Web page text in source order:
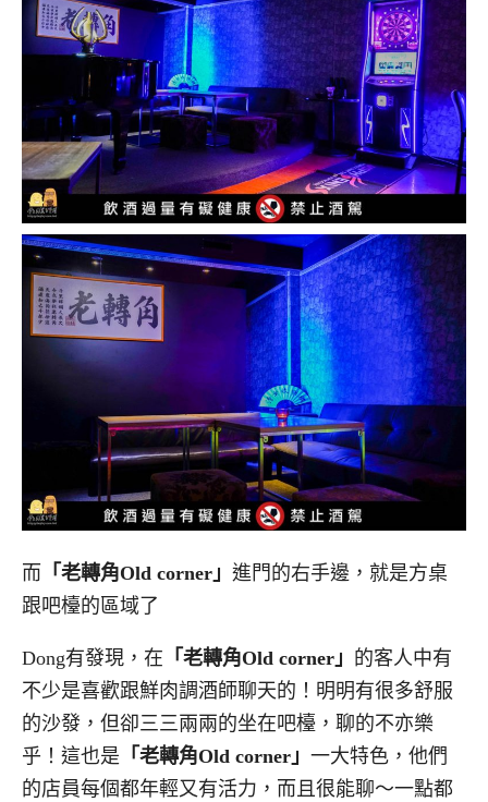
而 「老轉角Old corner」 進門的右手邊，就是方桌
跟吧檯的區域了
Dong有發現，在 「老轉角Old corner」 的客人中有
不少是喜歡跟鮮肉調酒師聊天的！明明有很多舒服
的沙發，但卻三三兩兩的坐在吧檯，聊的不亦樂
乎！這也是 「老轉角Old corner」 一大特色，他們
的店員每個都年輕又有活力，而且很能聊～一點都